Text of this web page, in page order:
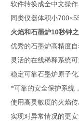
软件转换成全中文操
同类仪器体积小700×
火焰和石墨炉10秒钟
优秀的石墨炉高精度自
灵活的在线稀释系统
稳定可靠石墨炉原子
*可靠的安全保护系统
使用高灵敏度的火焰
实现对异常情况的更